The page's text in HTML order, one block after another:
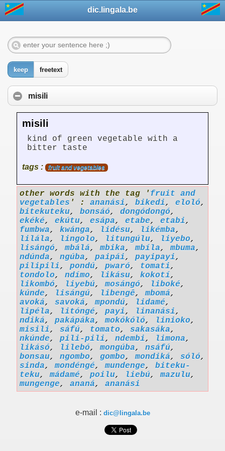
dic.lingala.be
keep freetext
misili
misili
kind of green vegetable with a
bitter taste
tags : fruit and vegetables
other words with the tag ' fruit and
vegetables ' : ananási, bikedi, eloló,
bitekuteku, bonsáó, dongódongó,
ekéké, ekútu, esápa, etabe, etabi,
fumbwa, kwánga, lidésu, likémba,
lilála, lingolo, litungúlu, liyebo,
lisángó,mbálá,mbika,mbíla,mbuma,
ndúnda, ngúba, paipái, payipayi,
pilipili, pondú, pwaró, tomati,
tondolo, ndímo, likásu, kokotí,
likombó, liyebú,mosángó, liboké,
kúnde, lisángú, libengê,mbomá,
avoká, savoká,mpondú, lidamé,
lipéla, litóngé, payi, linanási,
ndiká, pakápáka,mokókóló, linioko,
misili, sáfú, tomato, sakasáka,
nkúnde, pili-pili, ndembi, limona,
likásó, lilebó,mongúba, nsáfú,
bonsau, ngombo, gombo,mondiká, sóló,
sinda,mondéngé,mundenge, biteku-
teku,mádamé, poilu, liebú,mazulu,
mungenge, ananá, ananási
e-mail : dic@lingala.be